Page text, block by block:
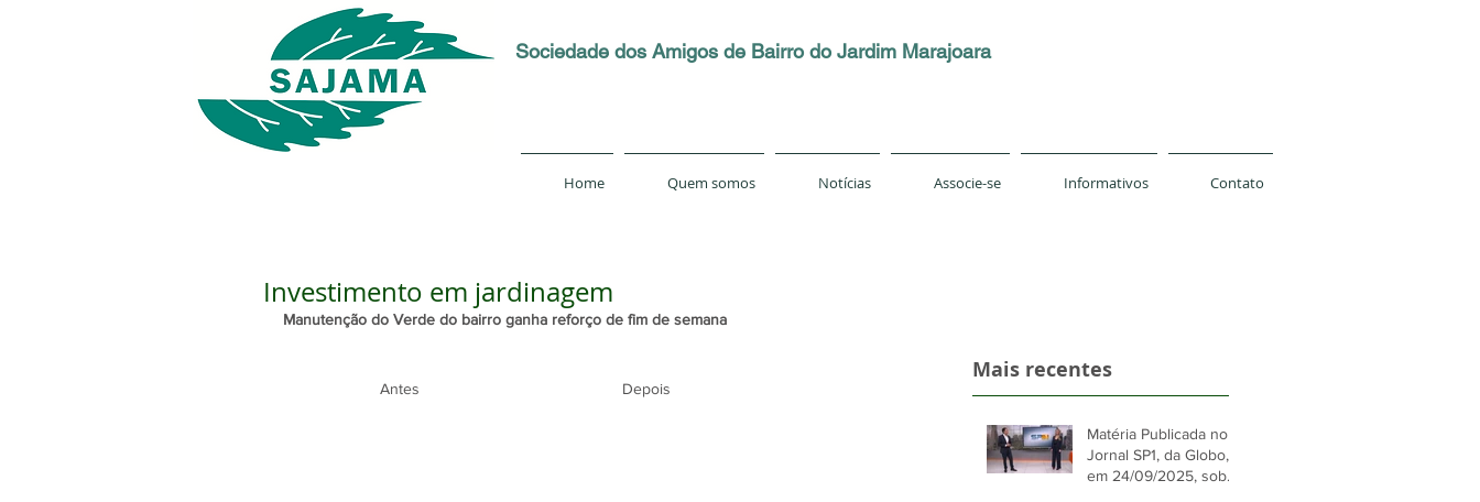
Sociedade dos Amigos de Bairro do Jardim Marajoara
Home Quem somos Notícias Associe-se Informativos Contato
Investimento em jardinagem
Manutenção do Verde do bairro ganha reforço de fim de semana
                      Antes                                              Depois
Mais recentes
Matéria Publicada no
Jornal SP1, da Globo,
em 24/09/2025, sobre